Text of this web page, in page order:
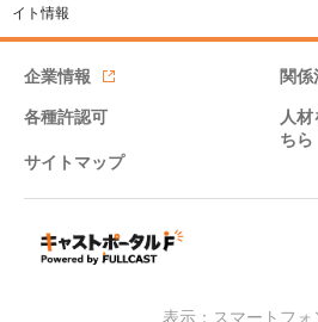
イト情報
企業情報 関
各種許認可 人
ちら
サイトマップ
表示：スマートフ